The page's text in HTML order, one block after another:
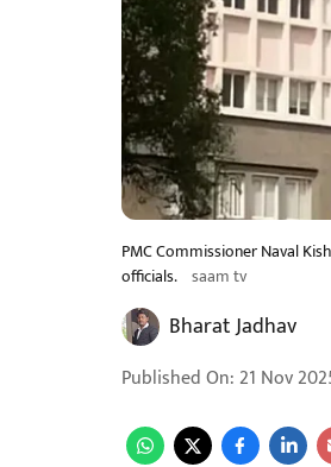
PMC Commissioner Naval
officials. saam tv
Bharat Jadhav
Published On: 21 Nov